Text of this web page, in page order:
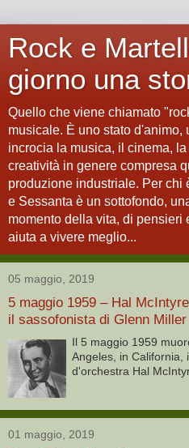
Rock e
giorno una
Quello che viene chiamato
musicale. È uno stato d'animo,
incrocia la musica, il cinema,
creatività in genere compresa
produzione industriale. Per chi
e Sessanta è un sottofondo,
momento della vita, di pensieri
aiuta a vivere meglio...
05 maggio, 2019
5 maggio 1959 – Hal
il sassofonista di Glenn Miller
Il 5 maggio 1959
Angeles, in California,
d'orchestra Hal
01 maggio, 2019